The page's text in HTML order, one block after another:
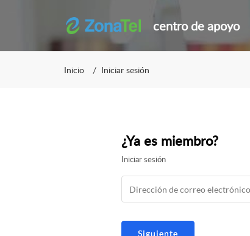
centro de apoyo
Inicio Iniciar sesión
¿Ya es miembro?
Iniciar sesión